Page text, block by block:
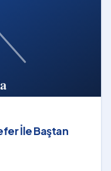
İle Baştan